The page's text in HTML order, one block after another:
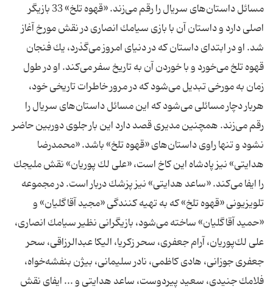
مسائل داستان‌های سریال را رقم می‌زند. «قهوه تلخ» 33 بازیگر
اصلی دارد و داستان آن با بازی سیامك انصاری در نقش مورخ آغاز
‌شد. او در ابتدای داستان كه در دنیای امروز می‌گذرد، یك فنجان
قهوه تلخ می‌خورد و با خوردن آن به تاریخ سفر می‌كند. او در طول
زمان به مورخی تبدیل می‌شود كه در مرور خاطرات تاریخی خود،
هربار دچار مسائلی می‌شود كه این مسائل داستان‌های سریال را
رقم می‌زند. همچنین مدیری قصد دارد این بار جلوی دوربین حاضر
نشود و تنها راوی داستان‌های «قهوه تلخ» باشد. «محمدرضا
هدایتی» نیز پادشاه این كاخ است، «علی لك پوریان» نقش ملیجك
را ایفا می‌كند. «ساعد هدایتی» نیز پزشك دربار است. در مجموعه
تلویزیونی «قهوه تلخ» كه به تهیه كنندگی «مجید آقاگلیان» و
«حمید آقاگلیان» ساخته می‌شود، بازیگرانی نظیر سیامك انصاری،
علی لك‌پوریان، آرام جعفری، سحر زكریا، الیكا عبدالرزاقی، سحر
جعفری جوزانی، هادی كاظمی، نادر سلیمانی، بیژن بنفشه‌خواه،
فلامك جنیدی، سعید پیردوست، ساعد هدایتی و ... ایفای نقش